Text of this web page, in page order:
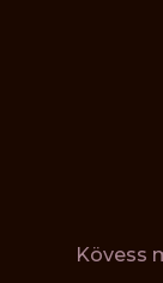
Kövess